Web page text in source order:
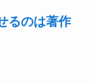
るのは著作